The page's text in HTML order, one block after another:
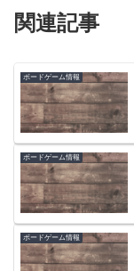
関連記事
ボードゲーム情報
ボードゲーム情報
ボードゲーム情報